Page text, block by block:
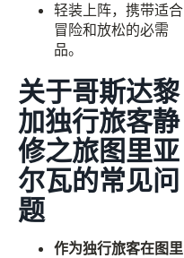
轻装上阵，携带适合
冒险和放松的必需
品。
关于哥斯达黎
加独行旅客静
修之旅图里亚
尔瓦的常见问
题
作为独行旅客在图里